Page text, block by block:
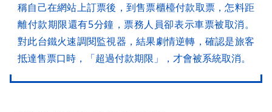
稱自己在網站上訂票後，到售票櫃檯付款取票，怎料距
離付款期限還有5分鐘，票務人員卻表示車票被取消。
對此台鐵火速調閱監視器，結果劇情逆轉，確認是旅客
抵達售票口時，「超過付款期限」，才會被系統取消。